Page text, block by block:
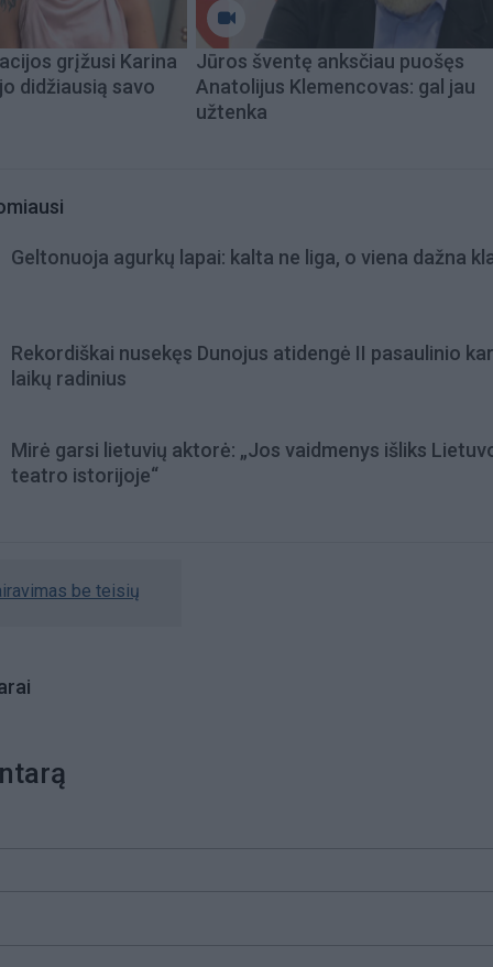
grįžusi Karina
didžiausią savo
Jūros šventę anksčiau puošęs
Anatolijus Klemencovas: gal jau
užtenka
Geltonuoja agurkų lapai: kalta ne liga, o viena dažna
Rekordiškai nusekęs Dunojus atidengė II pasaulinio
laikų radinius
Mirė garsi lietuvių aktorė: „Jos vaidmenys išliks
teatro istorijoje“
be teisių